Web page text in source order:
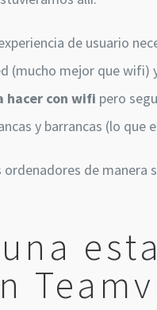
de usuario
(mucho mejor que wifi)
hacer con wifi pero
y barrancas (lo que
de manera